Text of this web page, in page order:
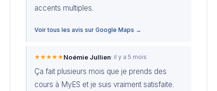
accents multiples.
Voir tous les avis sur Google Maps →
★★★★★Noémie Jullien· il y a 5 mois
Ça fait plusieurs mois que je prends des
cours à MyES et je suis vraiment satisfaite.